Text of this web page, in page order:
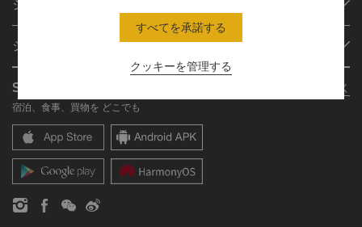
ご予約の検索
レストラン＆バー
シャングリ・ラ サークル
シャングリ・ラ サークルに入会
よくあるお問合せや質問
SLCに関するお問い合わせ
シャングリ・ラ グループ
シャングリ・ラ グループについて
シャングリ・ラ ブランド
シャングリ・ラ センター
レジデンス
お問い合わせ
採用情報
企業の社会的責任
ニュース
Shangri-La Circle App
さらに詳しく
宿泊、食事、買物を どこでも
クッキーを管理する
すべてを承諾する